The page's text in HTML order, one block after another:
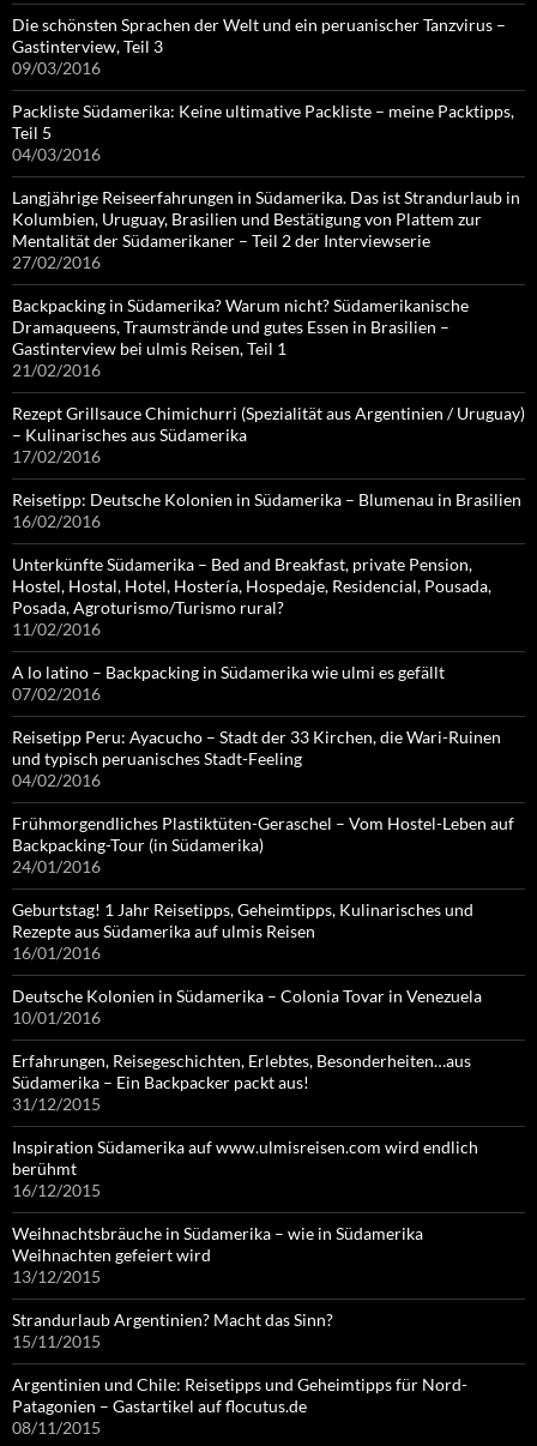
Die schönsten Sprachen der Welt und ein peruanischer Tanzvirus –
Gastinterview, Teil 3
09/03/2016
Packliste Südamerika: Keine ultimative Packliste – meine Packtipps,
Teil 5
04/03/2016
Langjährige Reiseerfahrungen in Südamerika. Das ist Strandurlaub in
Kolumbien, Uruguay, Brasilien und Bestätigung von Plattem zur
Mentalität der Südamerikaner – Teil 2 der Interviewserie
27/02/2016
Backpacking in Südamerika? Warum nicht? Südamerikanische
Dramaqueens, Traumstrände und gutes Essen in Brasilien –
Gastinterview bei ulmis Reisen, Teil 1
21/02/2016
Rezept Grillsauce Chimichurri (Spezialität aus Argentinien / Uruguay)
– Kulinarisches aus Südamerika
17/02/2016
Reisetipp: Deutsche Kolonien in Südamerika – Blumenau in Brasilien
16/02/2016
Unterkünfte Südamerika – Bed and Breakfast, private Pension,
Hostel, Hostal, Hotel, Hostería, Hospedaje, Residencial, Pousada,
Posada, Agroturismo/Turismo rural?
11/02/2016
A lo latino – Backpacking in Südamerika wie ulmi es gefällt
07/02/2016
Reisetipp Peru: Ayacucho – Stadt der 33 Kirchen, die Wari-Ruinen
und typisch peruanisches Stadt-Feeling
04/02/2016
Frühmorgendliches Plastiktüten-Geraschel – Vom Hostel-Leben auf
Backpacking-Tour (in Südamerika)
24/01/2016
Geburtstag! 1 Jahr Reisetipps, Geheimtipps, Kulinarisches und
Rezepte aus Südamerika auf ulmis Reisen
16/01/2016
Deutsche Kolonien in Südamerika – Colonia Tovar in Venezuela
10/01/2016
Erfahrungen, Reisegeschichten, Erlebtes, Besonderheiten…aus
Südamerika – Ein Backpacker packt aus!
31/12/2015
Inspiration Südamerika auf www.ulmisreisen.com wird endlich
berühmt
16/12/2015
Weihnachtsbräuche in Südamerika – wie in Südamerika
Weihnachten gefeiert wird
13/12/2015
Strandurlaub Argentinien? Macht das Sinn?
15/11/2015
Argentinien und Chile: Reisetipps und Geheimtipps für Nord-
Patagonien – Gastartikel auf flocutus.de
08/11/2015